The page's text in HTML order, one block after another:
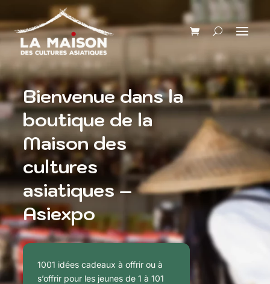
Bienvenue dans la
boutique de la
Maison des
cultures
asiatiques –
Asiexpo
1001 idées cadeaux à offrir ou à
s’offrir pour les jeunes de 1 à 101